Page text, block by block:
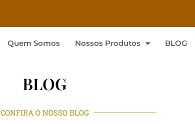
Quem Somos Nossos Produtos BLOG
BLOG
CONFIRA O NOSSO BLOG